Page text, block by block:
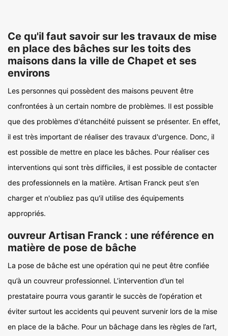
Ce qu'il faut savoir sur les travaux de mise
en place des bâches sur les toits des
maisons dans la ville de Chapet et ses
environs
Les personnes qui possèdent des maisons peuvent être
confrontées à un certain nombre de problèmes. Il est possible
que des problèmes d'étanchéité puissent se présenter. En effet,
il est très important de réaliser des travaux d'urgence. Donc, il
est possible de mettre en place les bâches. Pour réaliser ces
interventions qui sont très difficiles, il est possible de contacter
des professionnels en la matière. Artisan Franck peut s'en
charger et n'oubliez pas qu'il utilise des équipements
appropriés.
ouvreur Artisan Franck : une référence en
matière de pose de bâche
La pose de bâche est une opération qui ne peut être confiée
qu’à un couvreur professionnel. L’intervention d’un tel
prestataire pourra vous garantir le succès de l’opération et
éviter surtout les accidents qui peuvent survenir lors de la mise
en place de la bâche. Pour un bâchage dans les règles de l’art,